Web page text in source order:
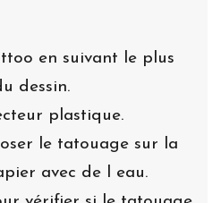
en suivant le plus
dessin.
plastique.
le tatouage sur la
avec de l eau.